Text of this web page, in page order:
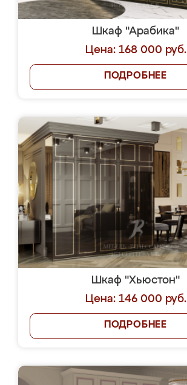
Шкаф "Арабика"
Цена: 168 000 руб.
ПОДРОБНЕЕ
Шкаф "Хьюстон"
Цена: 146 000 руб.
ПОДРОБНЕЕ